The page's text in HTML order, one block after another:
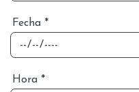
Fecha *
Hora *